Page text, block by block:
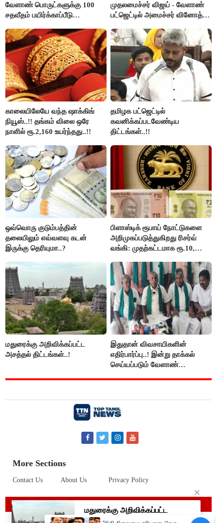
வேளாண் பொருட்களுக்கு 100
சதவீதம் பயிர்க்காப்பீடு
வினோத்..!
முதலமைச்சர் விஜய் - வேளாண்
பட்ஜெட்டில் அமைச்சர் வினோத்
காலையிலேயே வந்த ஷாக்கிங்
நியூஸ்..!! தங்கம் விலை ஒரே
நாளில் ரூ.2,160 உயர்ந்தது..!!
தமிழக பட்ஜெட்டில்
கவனிக்கப்படவேண்டிய
திட்டங்கள்..!!
ஒவ்வொரு குடும்பத்தின்
தலையிலும் எவ்வளவு கடன்
இருக்கு தெரியுமா..?
பிளாஸ்டிக் ரூபாய் நோட்டுகளை
அறிமுகப்படுத்துகிறது ரிசர்வ்
வங்கி: முதற்கட்டமாக ரூ.10,
மதுரைக்கு அறிவிக்கப்பட்ட
அசத்தல் திட்டங்கள்..!
இதுதான் விவசாயிகளின்
எதிர்பார்ப்பு..! இன்று தாக்கல்
செய்யப்படும் வேளாண்
More Sections
Contact Us About Us Privacy Policy